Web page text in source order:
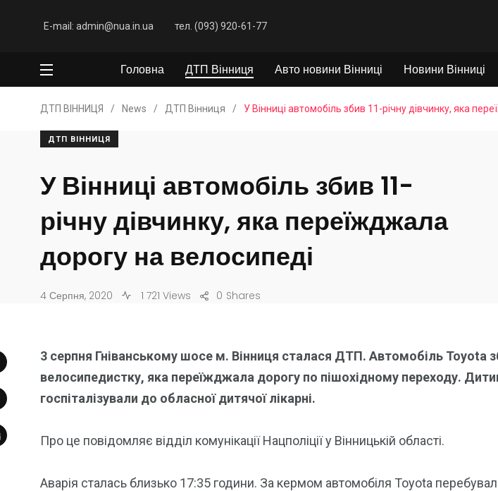
E-mail: admin@nua.in.ua тел. (093) 920-61-77
Головна ДТП Вінниця Авто новини Вінниці Новини Вінниці
ДТП ВІННИЦЯ / News / ДТП Вінниця / У Вінниці автомобіль збив 11-річну дівчинку, яка
ДТП ВІННИЦЯ
У Вінниці автомобіль збив 11-
річну дівчинку, яка переїжджала
дорогу на велосипеді
4 Серпня, 2020 1 721 Views Shares
0
3 серпня Гніванському шосе м. Вінниця сталася ДТП. Автомобіль Toyota
велосипедистку, яка переїжджала дорогу по пішохідному переходу.
госпіталізували до обласної дитячої лікарні.
Про це повідомляє відділ комунікації Нацполіції у Вінницькій області.
Аварія сталась близько 17:35 години. За кермом автомобіля Toyota